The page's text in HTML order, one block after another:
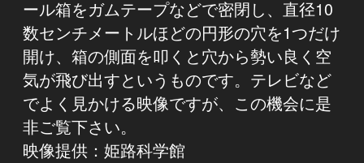
ール箱をガムテープなどで密閉し、直径10
数センチメートルほどの円形の穴を1つだけ
開け、箱の側面を叩くと穴から勢い良く空
気が飛び出すというものです。テレビなど
でよく見かける映像ですが、この機会に是
非ご覧下さい。
映像提供：姫路科学館